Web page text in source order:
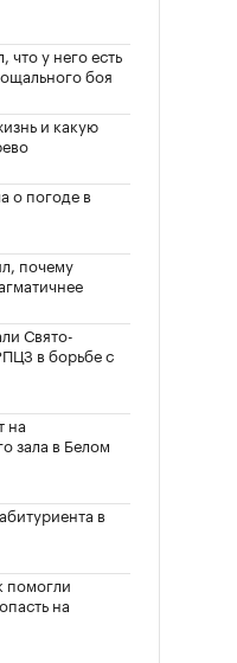
что у него есть
боя
и какую
о погоде в
почему
Свято-
в борьбе с
на
зала в Белом
в
помогли
на